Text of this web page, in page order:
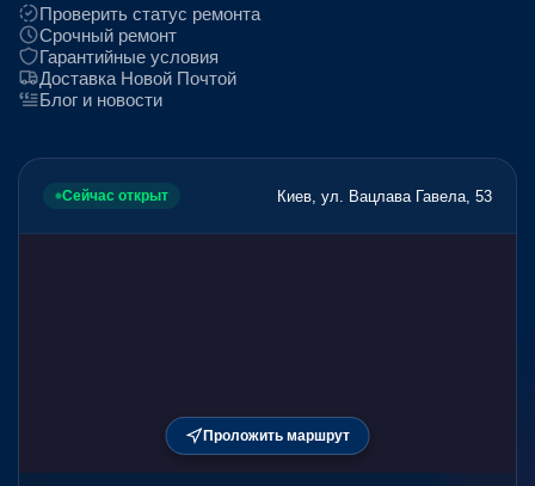
Проверить статус ремонта
Срочный ремонт
Гарантийные условия
Доставка Новой Почтой
Блог и новости
Сейчас открыт Киев, ул. Вацлава Гавела, 53
Проложить маршрут